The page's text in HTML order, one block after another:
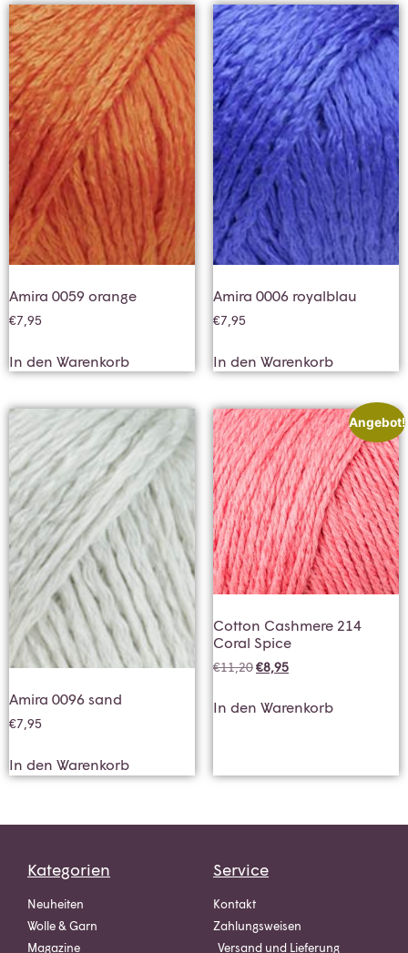
Amira 0059 orange
€7,95
In den Warenkorb
Amira 0006 royalblau
€7,95
In den Warenkorb
Amira 0096 sand
€7,95
In den Warenkorb
Angebot!
Cotton Cashmere 214
Coral Spice
€11,20€8,95
In den Warenkorb
Kategorien
Neuheiten
Wolle & Garn
Magazine
Service
Kontakt
Zahlungsweisen
Versand und Lieferung